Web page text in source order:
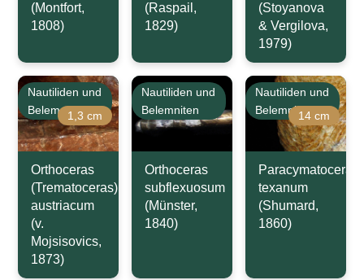
(Montfort,
1808)
(Raspail,
1829)
(Stoyanova
& Vergilova,
1979)
Nautiliden und
Belemniten1,3 cm
Orthoceras
(Trematoceras)
austriacum
(v.
Mojsisovics,
1873)
Nautiliden und
Belemniten
Orthoceras
subflexuosum
(Münster,
1840)
Nautiliden und
Belemniten14 cm
Paracymatoceras
texanum
(Shumard,
1860)